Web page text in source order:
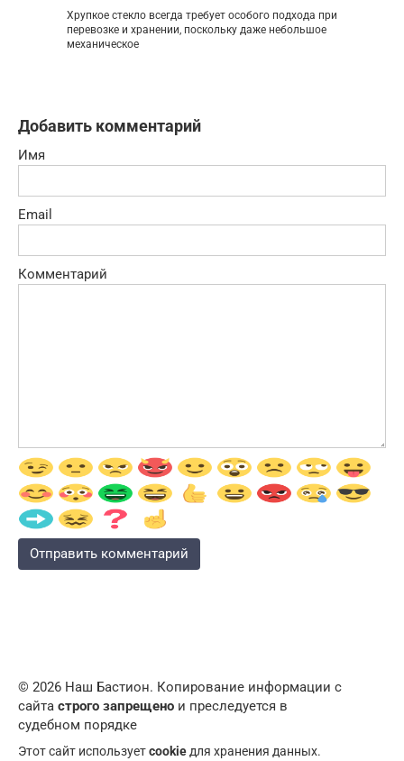
Хрупкое стекло всегда требует особого подхода при
перевозке и хранении, поскольку даже небольшое
механическое
Добавить комментарий
Имя
Email
Комментарий
© 2026 Наш Бастион. Копирование информации с
сайта строго запрещено и преследуется в
судебном порядке
Этот сайт используетcookie для хранения данных.